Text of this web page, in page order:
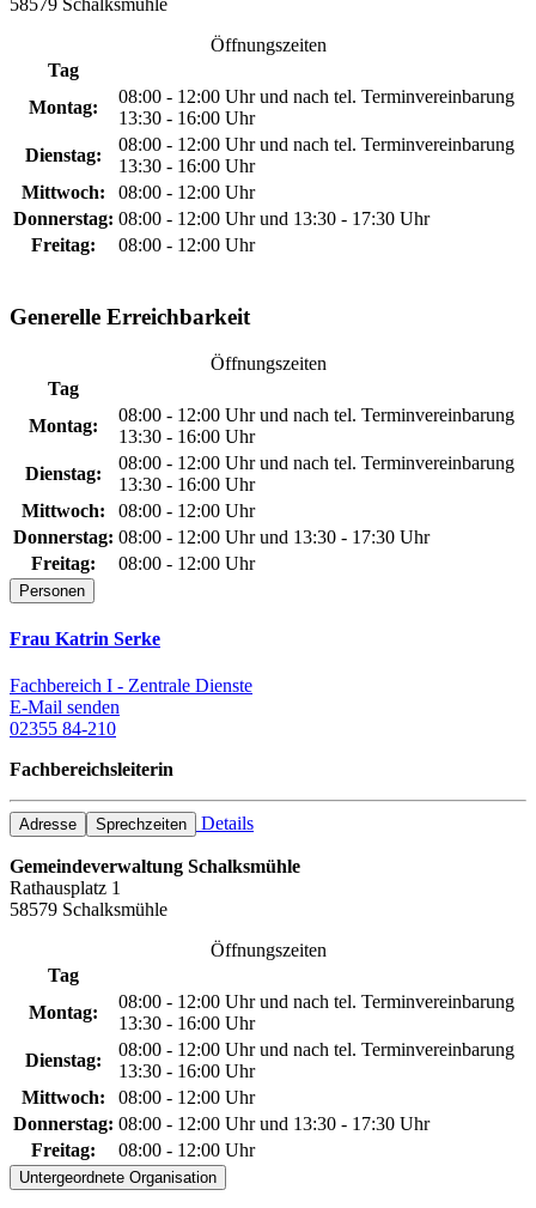
58579 Schalksmühle
Öffnungszeiten
Tag
Montag:
08:00 - 12:00 Uhr und nach tel. Terminvereinbarung
13:30 - 16:00 Uhr
Dienstag:
08:00 - 12:00 Uhr und nach tel. Terminvereinbarung
13:30 - 16:00 Uhr
Mittwoch:
08:00 - 12:00 Uhr
Donnerstag: 08:00 - 12:00 Uhr und 13:30 - 17:30 Uhr
Freitag:
08:00 - 12:00 Uhr
Generelle Erreichbarkeit
Öffnungszeiten
Tag
Montag:
08:00 - 12:00 Uhr und nach tel. Terminvereinbarung
13:30 - 16:00 Uhr
Dienstag:
08:00 - 12:00 Uhr und nach tel. Terminvereinbarung
13:30 - 16:00 Uhr
Mittwoch:
08:00 - 12:00 Uhr
Donnerstag: 08:00 - 12:00 Uhr und 13:30 - 17:30 Uhr
Freitag:
08:00 - 12:00 Uhr
Personen
Frau Katrin Serke
Fachbereich I - Zentrale Dienste
E-Mail senden
02355 84-210
Fachbereichsleiterin
Adresse Sprechzeiten Details
Gemeindeverwaltung Schalksmühle
Rathausplatz 1
58579 Schalksmühle
Öffnungszeiten
Tag
Montag:
08:00 - 12:00 Uhr und nach tel. Terminvereinbarung
13:30 - 16:00 Uhr
Dienstag:
08:00 - 12:00 Uhr und nach tel. Terminvereinbarung
13:30 - 16:00 Uhr
Mittwoch:
08:00 - 12:00 Uhr
Donnerstag: 08:00 - 12:00 Uhr und 13:30 - 17:30 Uhr
Freitag:
08:00 - 12:00 Uhr
Untergeordnete Organisation